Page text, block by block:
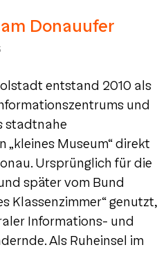
Donauufer
entstand 2010 als
und
stadtnahe
„kleines Museum“ direkt
Ursprünglich für die
später vom Bund
Klassenzimmer“ genutzt,
Informations- und
Als Ruheinsel im